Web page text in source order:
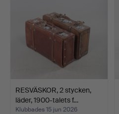
RESVÄSKOR, 2 stycken,
läder, 1900-talets f…
Klubbades 15 jun 2026